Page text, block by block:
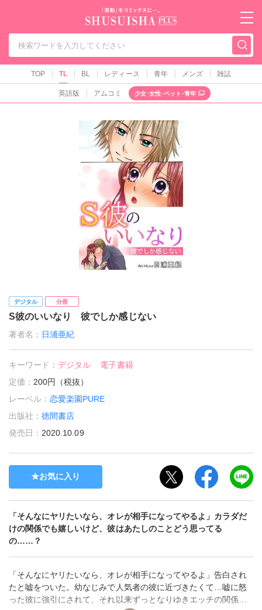
秋水社PLUS（テ
TOP TL BL レディース 青年 メンズ 雑誌
英語版 アムコミ 少女･女性･ペット･青年
デジタル 分冊
S彼のいいなり 彼でしか感じない
著者名： 日浦亜紀
キーワード：デジタル
電子書籍
定価： 200円（税抜）
レーベル：恋愛楽園PURE
出版社：徳間書店
発売日： 2020.10.09
お気に入り
「そんなにヤリたいなら、オレが相手になってやるよ」カラダだ
けの関係でも嬉しいけど、彼はあたしのことどう思ってる
の……？
「そんなにヤリたいなら、オレが相手になってやるよ」告白され
たと嘘をついた。幼なじみで人気者の彼に近づきたくて…嘘に怒
った彼に強引にされて、それ以来ずっとなりゆきエッチの関係。